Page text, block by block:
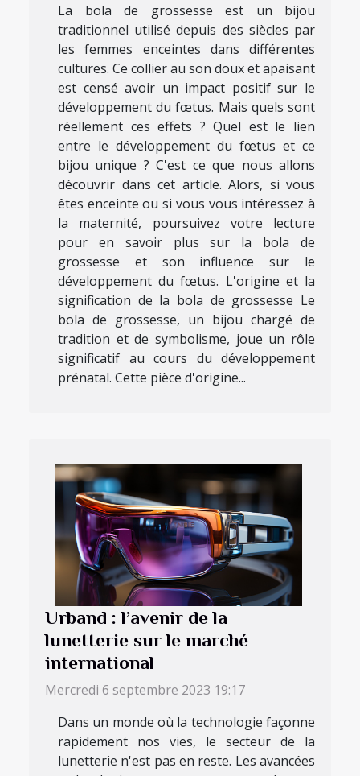
La bola de grossesse est un bijou
traditionnel utilisé depuis des siècles par
les femmes enceintes dans différentes
cultures. Ce collier au son doux et apaisant
est censé avoir un impact positif sur le
développement du fœtus. Mais quels sont
réellement ces effets ? Quel est le lien
entre le développement du fœtus et ce
bijou unique ? C'est ce que nous allons
découvrir dans cet article. Alors, si vous
êtes enceinte ou si vous vous intéressez à
la maternité, poursuivez votre lecture
pour en savoir plus sur la bola de
grossesse et son influence sur le
développement du fœtus. L'origine et la
signification de la bola de grossesse Le
bola de grossesse, un bijou chargé de
tradition et de symbolisme, joue un rôle
significatif au cours du développement
prénatal. Cette pièce d'origine...
Urband : l’avenir de la
lunetterie sur le marché
international
Mercredi 6 septembre 2023 19:17
Dans un monde où la technologie façonne
rapidement nos vies, le secteur de la
lunetterie n'est pas en reste. Les avancées